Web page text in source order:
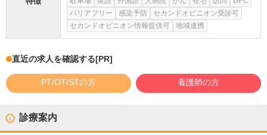
バリアフリー
感染予防
セカンドオピニオン受診可
セカンドオピニオン情報提供可
地域連携
直近の求人を確認する[PR]
PT/OT/STの方 看護師の方
診療案内